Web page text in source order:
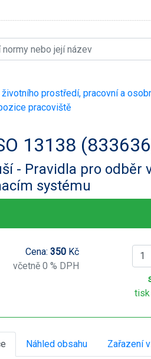
životního prostředí, pracovní a
pracoviště
13138
- Pravidla pro
systému
Cena: 350Kč
včetně 0 % DPH
tisk
Náhled obsahu Zařazení